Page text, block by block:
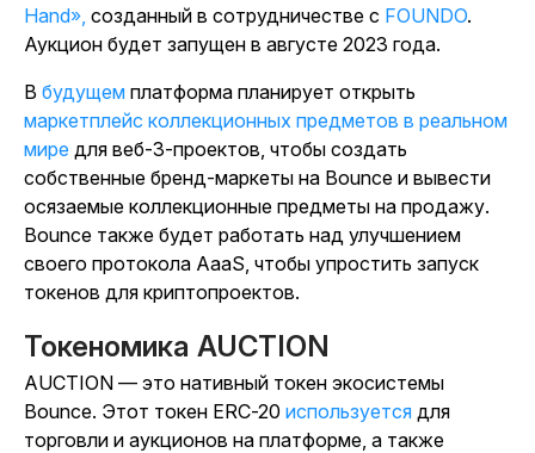
Hand», созданный в сотрудничестве с FOUNDO.
Аукцион будет запущен в августе 2023 года.
В будущем платформа планирует открыть
маркетплейс коллекционных предметов в реальном
мире для веб-3-проектов, чтобы создать
собственные бренд-маркеты на Bounce и вывести
осязаемые коллекционные предметы на продажу.
Bounce также будет работать над улучшением
своего протокола AaaS, чтобы упростить запуск
токенов для криптопроектов.
Токеномика AUCTION
AUCTION — это нативный токен экосистемы
Bounce. Этот токен ERC-20 используется для
торговли и аукционов на платформе, а также